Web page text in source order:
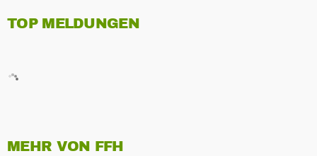
TOP MELDUNGEN
MEHR VON FFH